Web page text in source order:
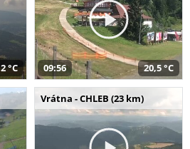
°C 09:56 20,5 °C
Vrátna - CHLEB (23 km)